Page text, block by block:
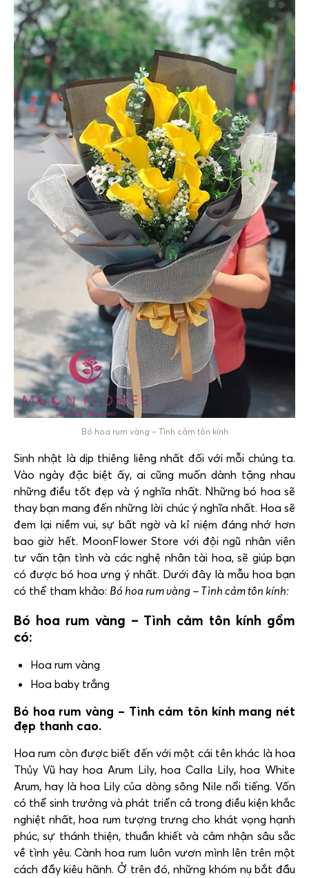
Bó hoa rum vàng – Tình cảm tôn kính
Sinh nhật là dịp thiêng liêng nhất đối với mỗi chúng ta.
Vào ngày đặc biệt ấy, ai cũng muốn dành tặng nhau
những điều tốt đẹp và ý nghĩa nhất. Những bó hoa sẽ
thay bạn mang đến những lời chúc ý nghĩa nhất. Hoa sẽ
đem lại niềm vui, sự bất ngờ và kỉ niệm đáng nhớ hơn
bao giờ hết. MoonFlower Store với đội ngũ nhân viên
tư vấn tận tình và các nghệ nhân tài hoa, sẽ giúp bạn
có được bó hoa ưng ý nhất. Dưới đây là mẫu hoa bạn
có thể tham khảo: Bó hoa rum vàng – Tình cảm tôn kính:
Bó hoa rum vàng – Tình cảm tôn kính gồm
có:
Hoa rum vàng
Hoa baby trắng
Bó hoa rum vàng – Tình cảm tôn kính mang nét
đẹp thanh cao.
Hoa rum còn được biết đến với một cái tên khác là hoa
Thủy Vũ hay hoa Arum Lily, hoa Calla Lily, hoa White
Arum, hay là hoa Lily của dòng sông Nile nổi tiếng. Vốn
có thể sinh trưởng và phát triển cả trong điều kiện khắc
nghiệt nhất, hoa rum tượng trưng cho khát vọng hạnh
phúc, sự thánh thiện, thuần khiết và cảm nhận sâu sắc
về tình yêu. Cành hoa rum luôn vươn mình lên trên một
cách đầy kiêu hãnh. Ở trên đó, những khóm nụ bắt đầu